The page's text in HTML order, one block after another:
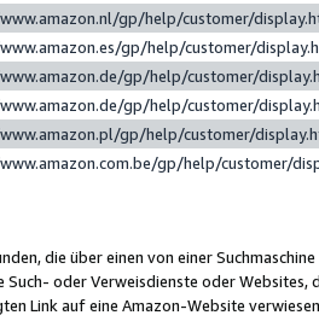
gp/help/customer/
gp/help/customer/
gp/help/customer/
gp/help/customer/
gp/help/customer/
gp/help/customer/
die über einen von einer
oder Verweisdienste oder Websites,
Link auf eine Amazon-Website